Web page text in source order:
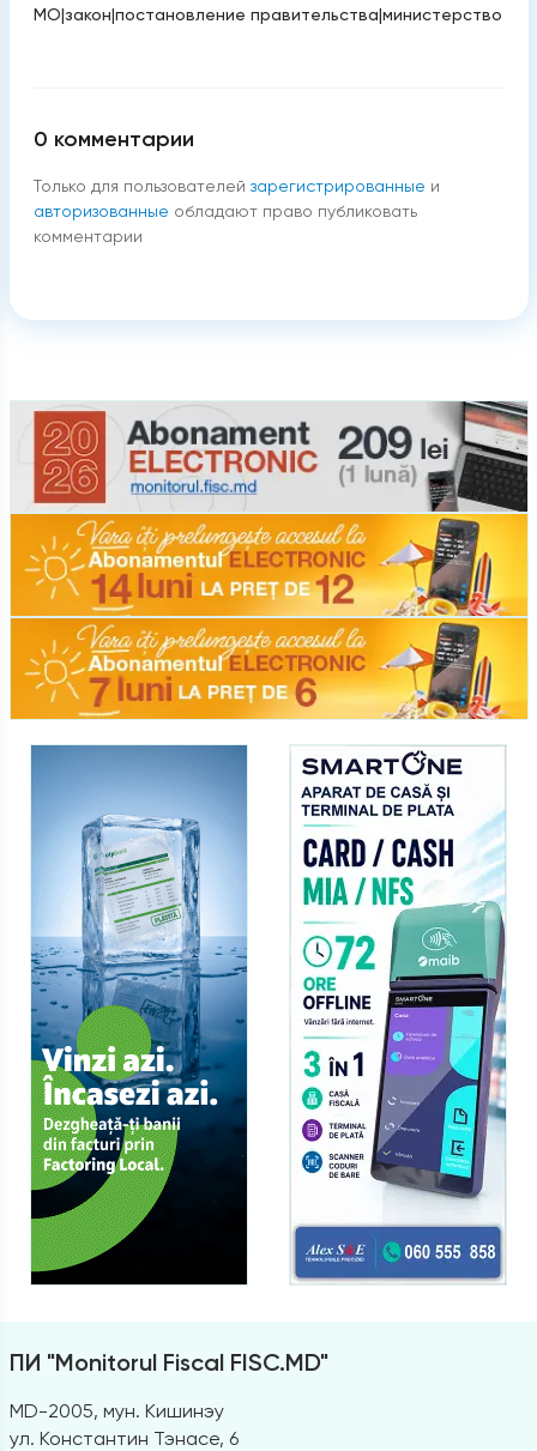
МО|закон|постановление правительства|министерство
0 комментарии
Только для пользователей зарегистрированные и
авторизованные обладают право публиковать
комментарии
ПИ "Monitorul Fiscal FISC.MD"
MD-2005, мун. Кишинэу
ул. Константин Тэнасе, 6